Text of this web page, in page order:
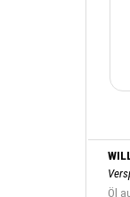
Öl